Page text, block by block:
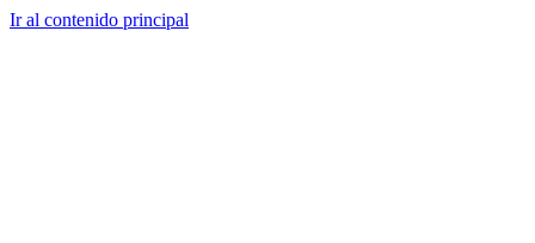
Ir al contenido principal